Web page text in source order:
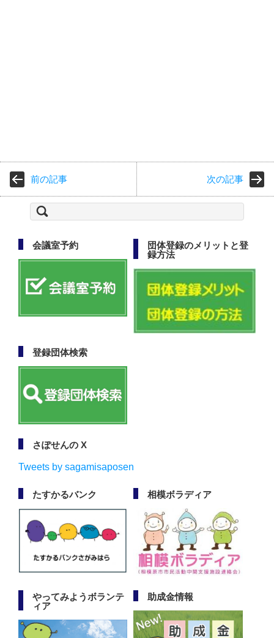
前の記事 次の記事
検
索:
会議室予約
団体登録のメリットと登
録方法
登録団体検索
さぽせんの X
Tweets by sagamisaposen
たすかるバンク 相模ボラディア
やってみようボランテ
ィア
助成金情報